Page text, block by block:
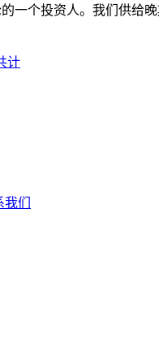
一个投资人。我们供给晚
计
们